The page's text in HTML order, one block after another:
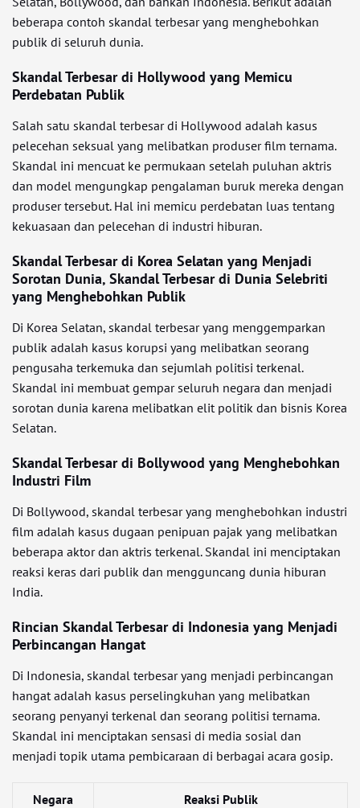
beberapa contoh skandal terbesar yang menghebohkan
publik di seluruh dunia.
Skandal Terbesar di Hollywood yang Memicu
Perdebatan Publik
Salah satu skandal terbesar di Hollywood adalah kasus
pelecehan seksual yang melibatkan produser film ternama.
Skandal ini mencuat ke permukaan setelah puluhan aktris
dan model mengungkap pengalaman buruk mereka dengan
produser tersebut. Hal ini memicu perdebatan luas tentang
kekuasaan dan pelecehan di industri hiburan.
Skandal Terbesar di Korea Selatan yang Menjadi
Sorotan Dunia, Skandal Terbesar di Dunia Selebriti
yang Menghebohkan Publik
Di Korea Selatan, skandal terbesar yang menggemparkan
publik adalah kasus korupsi yang melibatkan seorang
pengusaha terkemuka dan sejumlah politisi terkenal.
Skandal ini membuat gempar seluruh negara dan menjadi
sorotan dunia karena melibatkan elit politik dan bisnis Korea
Selatan.
Skandal Terbesar di Bollywood yang Menghebohkan
Industri Film
Di Bollywood, skandal terbesar yang menghebohkan industri
film adalah kasus dugaan penipuan pajak yang melibatkan
beberapa aktor dan aktris terkenal. Skandal ini menciptakan
reaksi keras dari publik dan mengguncang dunia hiburan
India.
Rincian Skandal Terbesar di Indonesia yang Menjadi
Perbincangan Hangat
Di Indonesia, skandal terbesar yang menjadi perbincangan
hangat adalah kasus perselingkuhan yang melibatkan
seorang penyanyi terkenal dan seorang politisi ternama.
Skandal ini menciptakan sensasi di media sosial dan
menjadi topik utama pembicaraan di berbagai acara gosip.
Negara Reaksi Publik